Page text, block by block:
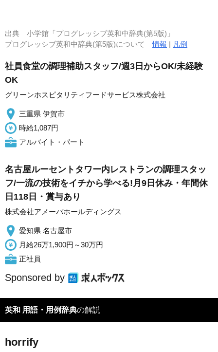
出典 小学館「プログレッシブ英和中辞典(第5版)」
プログレッシブ英和中辞典(第5版)について情報 | 凡例
社員食堂の調理補助スタッフ/週3日からOK/未経験
OK
グリーンホスピタリティフードサービス株式会社
三重県 伊賀市
時給1,087円
アルバイト・パート
名古屋ルーセントタワー内レストランの調理スタッ
フ/一流の技術をイチから学べる!月9日休み・年間休
日118日・賞与あり
株式会社アメーバホールディングス
愛知県 名古屋市
月給26万1,900円～30万円
正社員
Sponsored by
英和 用語・用例辞典の解説
horrify